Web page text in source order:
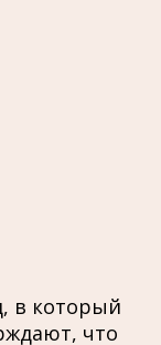
в который
что